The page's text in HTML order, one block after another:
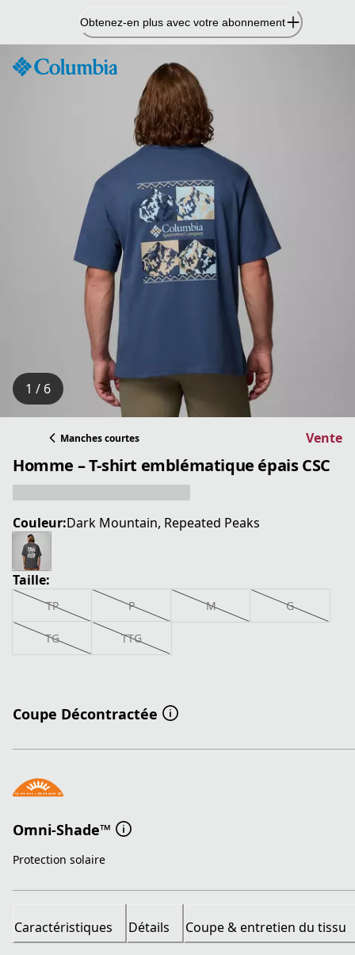
contenu
Obtenez-en plus avec votre abonnement
1 / 6
Manches courtes Vente
Homme – T-shirt emblématique épais CSC
Couleur:Dark Mountain, Repeated Peaks
Taille:
TP P M G
TG TTG
Coupe Décontractée
Omni-Shade™
Protection solaire
Caractéristiques Détails Coupe & entretien du tissu